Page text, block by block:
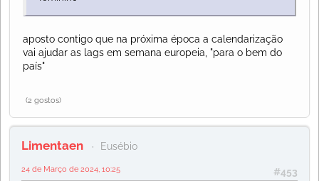
aposto contigo que na próxima época a calendarização
vai ajudar as lags em semana europeia, "para o bem do
país"
(2 gostos)
Limentaen Eusébio
#453
24 de Março de 2024, 10:25